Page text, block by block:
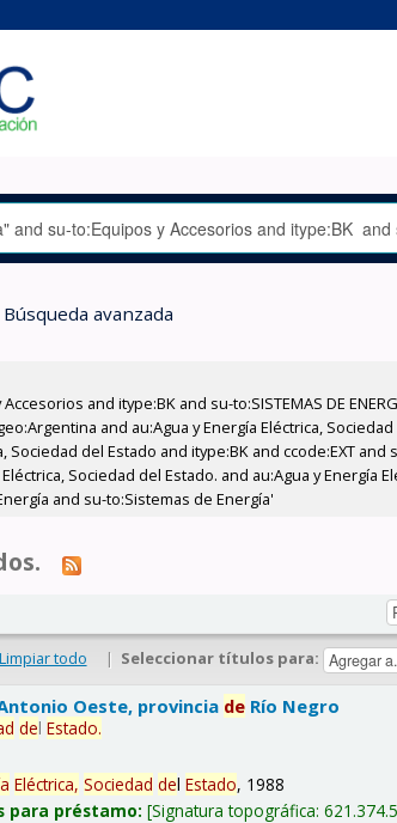
Búsqueda avanzada
and itype:BK and su-to:SISTEMAS DE
and au:Agua y Energía Eléctrica,
del Estado and itype:BK and ccode:EXT
Sociedad del Estado. and au:Agua y Energía
and su-to:Sistemas de Energía'
Limpiar todo | Seleccionar títulos para:
Oeste, provincia de Río Negro
delEstado.
Eléctrica, Sociedad delEstado, 1988
para préstamo: Signatura topográfica: